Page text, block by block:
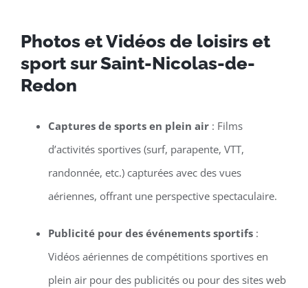
Photos et Vidéos de loisirs et
sport sur Saint-Nicolas-de-
Redon
Captures de sports en plein air: Films
d’activités sportives (surf, parapente, VTT,
randonnée, etc.) capturées avec des vues
aériennes, offrant une perspective spectaculaire.
Publicité pour des événements sportifs:
Vidéos aériennes de compétitions sportives en
plein air pour des publicités ou pour des sites web